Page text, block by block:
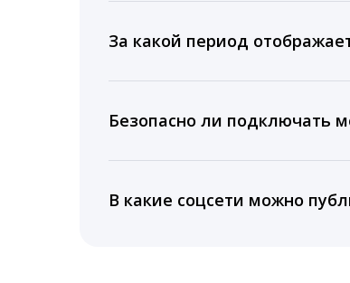
время для публикации,
За какой период
подключении тарифа Блогер.
5 лет.
Безопасно ли подключать
информацию третьим лицам.
В какие соцсети можно